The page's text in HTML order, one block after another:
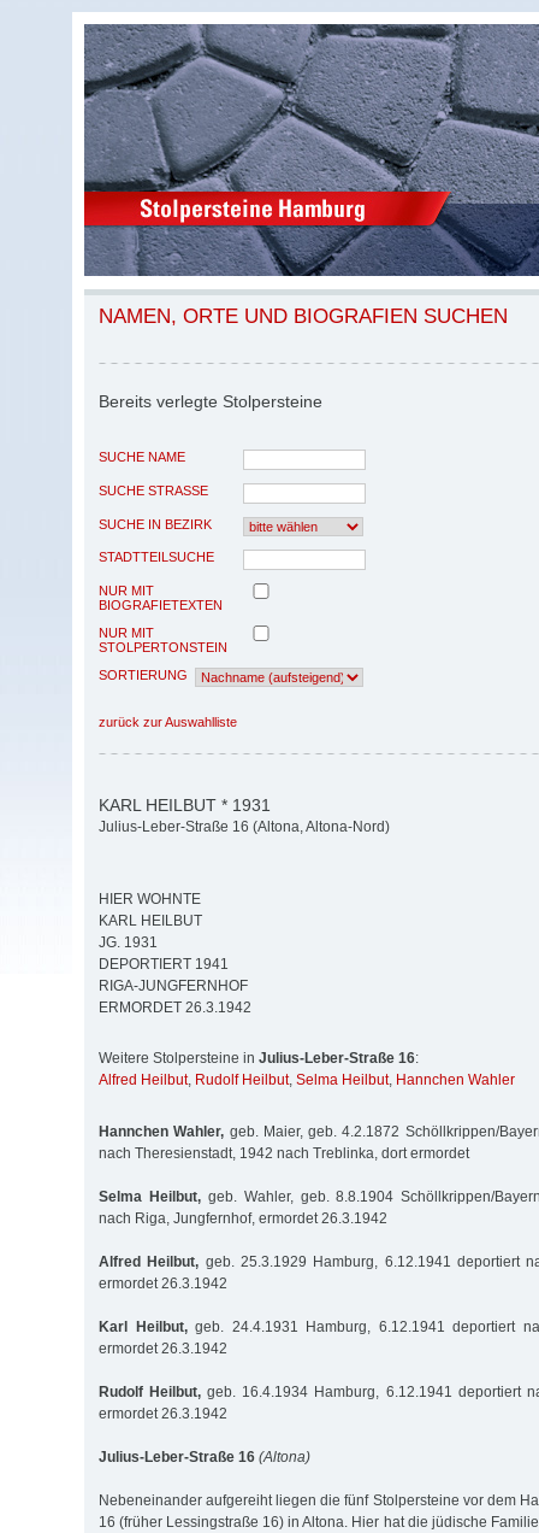
NAMEN, ORTE UND BIOGRAFIEN SUCHEN
Bereits verlegte Stolpersteine
SUCHE NAME
SUCHE STRASSE
SUCHE IN BEZIRK
STADTTEILSUCHE
NUR MIT
BIOGRAFIETEXTEN
NUR MIT
STOLPERTONSTEIN
SORTIERUNG
zurück zur Auswahlliste
KARL HEILBUT * 1931
Julius-Leber-Straße 16 (Altona, Altona-Nord)
HIER WOHNTE
KARL HEILBUT
JG. 1931
DEPORTIERT 1941
RIGA-JUNGFERNHOF
ERMORDET 26.3.1942
Weitere Stolpersteine in Julius-Leber-Straße 16:
Alfred Heilbut, Rudolf Heilbut, Selma Heilbut, Hannchen Wahler
Hannchen Wahler, geb. Maier, geb. 4.2.1872 Schöllkrippen/
nach Theresienstadt, 1942 nach Treblinka, dort ermordet
Selma Heilbut,geb. Wahler, geb. 8.8.1904 Schöllkrippen/
nach Riga, Jungfernhof, ermordet 26.3.1942
Alfred Heilbut, geb. 25.3.1929 Hamburg, 6.12.1941 deportiert
ermordet 26.3.1942
Karl Heilbut,geb. 24.4.1931 Hamburg, 6.12.1941 deportiert
ermordet 26.3.1942
Rudolf Heilbut, geb. 16.4.1934 Hamburg, 6.12.1941 deportiert
ermordet 26.3.1942
Julius-Leber-Straße 16 (Altona)
Nebeneinander aufgereiht liegen die fünf Stolpersteine vor dem
16 (früher Lessingstraße 16) in Altona. Hier hat die jüdische